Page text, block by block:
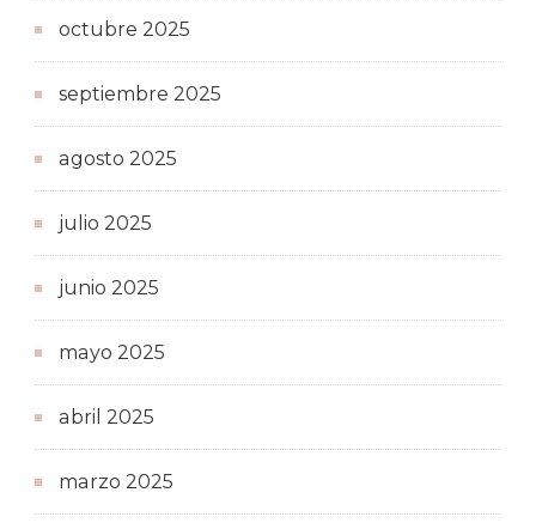
octubre 2025
septiembre 2025
agosto 2025
julio 2025
junio 2025
mayo 2025
abril 2025
marzo 2025